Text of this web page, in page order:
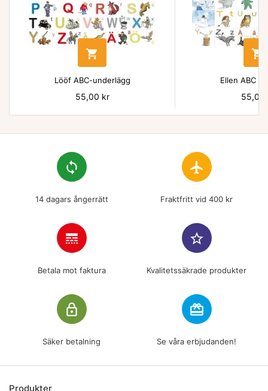

Lööf ABC-underlägg
Pris
55,00 kr

Ellen ABC
Pris
55,00
loop
14 dagars ångerrätt
flight
Fraktfritt vid 400 kr
line_style
Betala mot faktura
star_border
Kvalitetssäkrade produkter
lock_outline
Säker betalning
redeem
Se våra erbjudanden!
Produkter